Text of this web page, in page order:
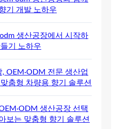
기 개발 노하우
생산공장에서 시작하
기 노하우
OEM·ODM 전문 생산업
춤형 차량용 향기 솔루션
생산공장 선택
보는 맞춤형 향기 솔루션